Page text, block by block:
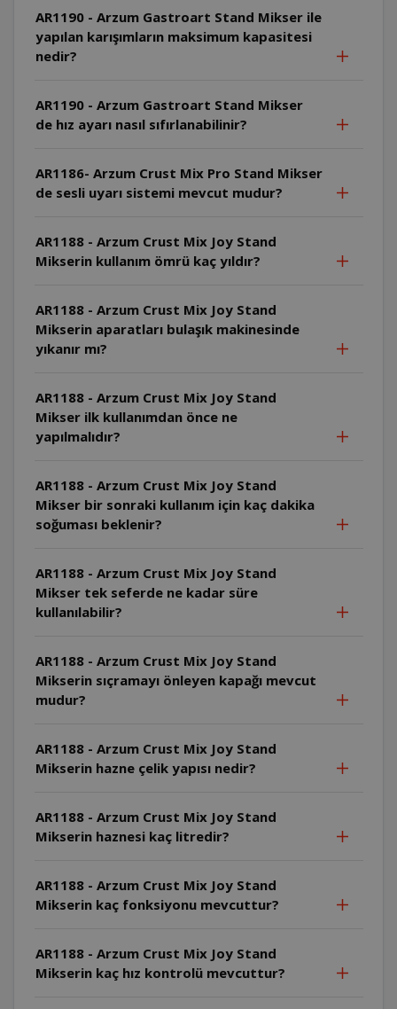
AR1190 - Arzum Gastroart Stand Mikser ile
yapılan karışımların maksimum kapasitesi
nedir?
AR1190 - Arzum Gastroart Stand Mikser
de hız ayarı nasıl sıfırlanabilinir?
AR1186- Arzum Crust Mix Pro Stand Mikser
de sesli uyarı sistemi mevcut mudur?
AR1188 - Arzum Crust Mix Joy Stand
Mikserin kullanım ömrü kaç yıldır?
AR1188 - Arzum Crust Mix Joy Stand
Mikserin aparatları bulaşık makinesinde
yıkanır mı?
AR1188 - Arzum Crust Mix Joy Stand
Mikser ilk kullanımdan önce ne
yapılmalıdır?
AR1188 - Arzum Crust Mix Joy Stand
Mikser bir sonraki kullanım için kaç dakika
soğuması beklenir?
AR1188 - Arzum Crust Mix Joy Stand
Mikser tek seferde ne kadar süre
kullanılabilir?
AR1188 - Arzum Crust Mix Joy Stand
Mikserin sıçramayı önleyen kapağı mevcut
mudur?
AR1188 - Arzum Crust Mix Joy Stand
Mikserin hazne çelik yapısı nedir?
AR1188 - Arzum Crust Mix Joy Stand
Mikserin haznesi kaç litredir?
AR1188 - Arzum Crust Mix Joy Stand
Mikserin kaç fonksiyonu mevcuttur?
AR1188 - Arzum Crust Mix Joy Stand
Mikserin kaç hız kontrolü mevcuttur?